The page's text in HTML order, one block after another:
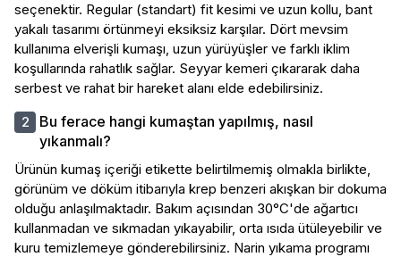
seçenektir. Regular (standart) fit kesimi ve uzun kollu, bant
yakalı tasarımı örtünmeyi eksiksiz karşılar. Dört mevsim
kullanıma elverişli kumaşı, uzun yürüyüşler ve farklı iklim
koşullarında rahatlık sağlar. Seyyar kemeri çıkararak daha
serbest ve rahat bir hareket alanı elde edebilirsiniz.
Bu ferace hangi kumaştan yapılmış, nasıl
yıkanmalı?
Ürünün kumaş içeriği etikette belirtilmemiş olmakla birlikte,
görünüm ve döküm itibarıyla krep benzeri akışkan bir dokuma
olduğu anlaşılmaktadır. Bakım açısından 30°C'de ağartıcı
kullanmadan ve sıkmadan yıkayabilir, orta ısıda ütüleyebilir ve
kuru temizlemeye gönderebilirsiniz. Narin yıkama programı